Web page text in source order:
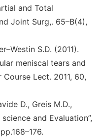
and Total
Joint Surg,. 65–B(4),
S.D. (2011).
meniscal tears and
Course Lect. 2011, 60,
D., Greis M.D.,
science and Evaluation”,